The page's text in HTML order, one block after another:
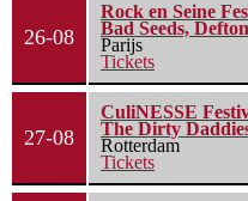
26-08
Rock en Seine
Bad Seeds,
Parijs
Tickets
27-08
CuliNESSE
The Dirty
Rotterdam
Tickets